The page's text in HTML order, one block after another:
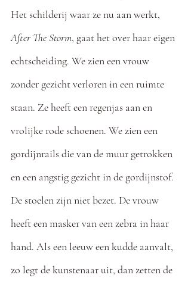
Het schilderij waar ze nu aan werkt,
After The Storm, gaat het over haar eigen
echtscheiding. We zien een vrouw
zonder gezicht verloren in een ruimte
staan. Ze heeft een regenjas aan en
vrolijke rode schoenen. We zien een
gordijnrails die van de muur getrokken
en een angstig gezicht in de gordijnstof.
De stoelen zijn niet bezet. De vrouw
heeft een masker van een zebra in haar
hand. Als een leeuw een kudde aanvalt,
zo legt de kunstenaar uit, dan zetten de